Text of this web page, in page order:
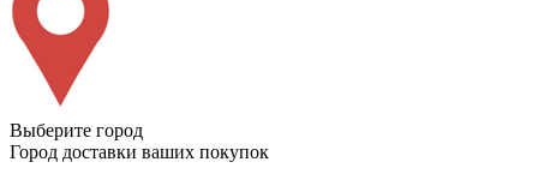
Выберите город
Город доставки ваших покупок